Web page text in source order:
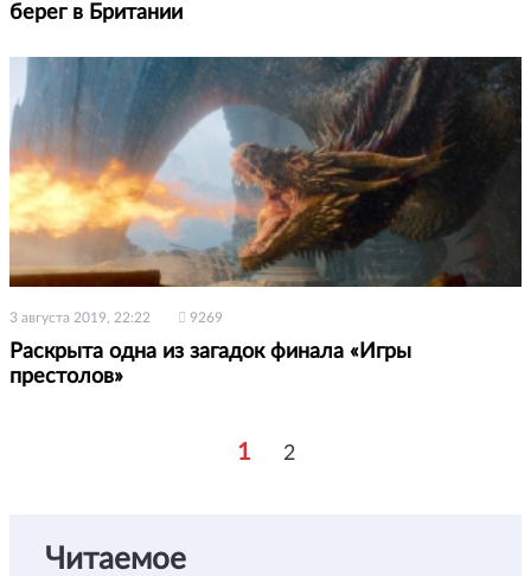
берег в Британии
3 августа 2019, 22:22 9269
Раскрыта одна из загадок финала «Игры
престолов»
1 2
Читаемое